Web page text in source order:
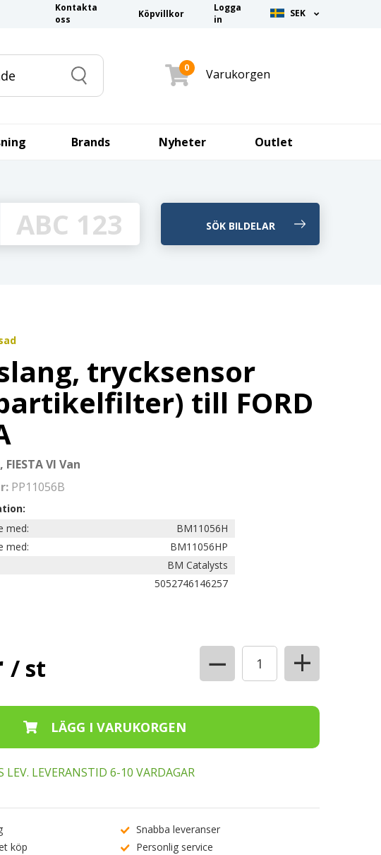
Kontakta
oss
Köpvillkor
Logga
in
SEK
Search
0 Varukorgen
Brands Nyheter Outlet
trycksensor
till FORD
FIESTA VI Van
PP11056B
med:
BM11056H
med:
BM11056HP
BM Catalysts
5052746146257
/ st − +
LEV. LEVERANSTID 6-10 VARDAGAR
Snabba leveranser
köp
Personlig service